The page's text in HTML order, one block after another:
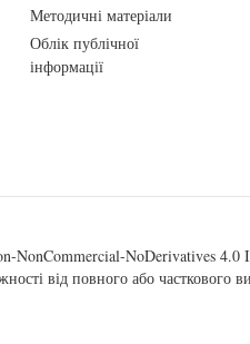
Методичні матеріали
Облік публічної
інформації
NonCommercial-NoDerivatives 4.0
від повного або часткового